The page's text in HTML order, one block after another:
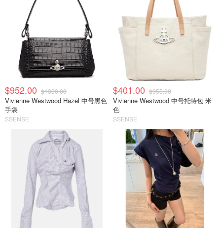
$952.00 $1380.00
Vivienne Westwood Hazel 中号黑色
手袋
SSENSE
$401.00 $955.00
Vivienne Westwood 中号托特包 米
色
SSENSE